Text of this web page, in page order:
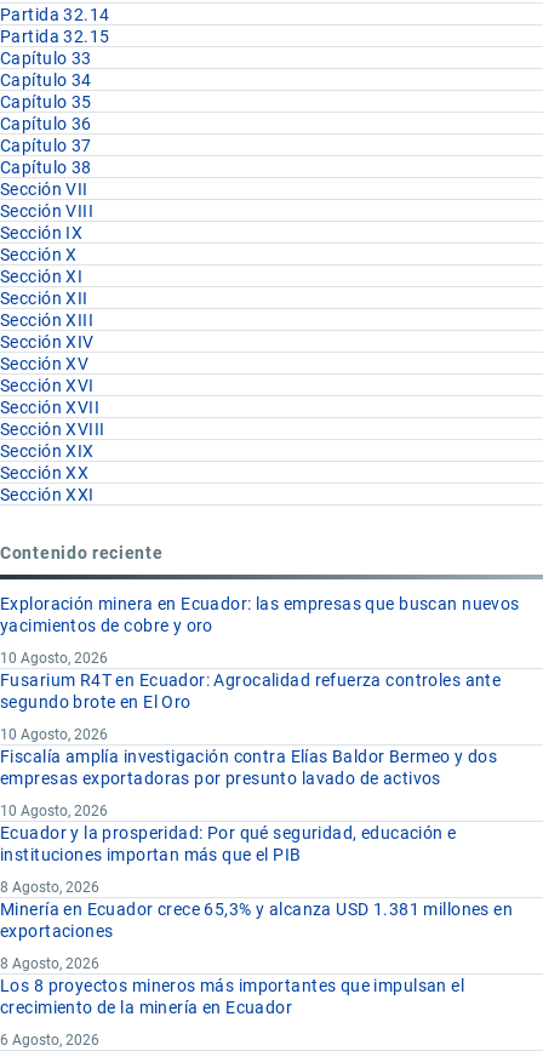
Partida 32.14
Partida 32.15
Capítulo 33
Capítulo 34
Capítulo 35
Capítulo 36
Capítulo 37
Capítulo 38
Sección VII
Sección VIII
Sección IX
Sección X
Sección XI
Sección XII
Sección XIII
Sección XIV
Sección XV
Sección XVI
Sección XVII
Sección XVIII
Sección XIX
Sección XX
Sección XXI
Contenido reciente
Exploración minera en Ecuador: las empresas que buscan nuevos
yacimientos de cobre y oro
10 Agosto, 2026
Fusarium R4T en Ecuador: Agrocalidad refuerza controles ante
segundo brote en El Oro
10 Agosto, 2026
Fiscalía amplía investigación contra Elías Baldor Bermeo y dos
empresas exportadoras por presunto lavado de activos
10 Agosto, 2026
Ecuador y la prosperidad: Por qué seguridad, educación e
instituciones importan más que el PIB
8 Agosto, 2026
Minería en Ecuador crece 65,3% y alcanza USD 1.381 millones en
exportaciones
8 Agosto, 2026
Los 8 proyectos mineros más importantes que impulsan el
crecimiento de la minería en Ecuador
6 Agosto, 2026